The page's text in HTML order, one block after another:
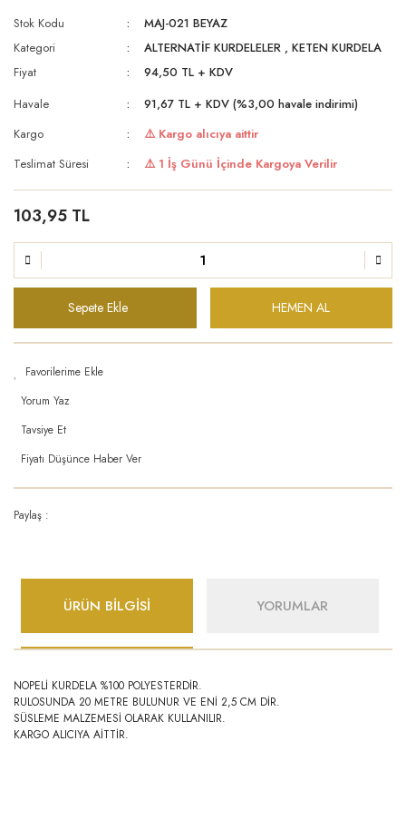
Stok Kodu
MAJ-021 BEYAZ
Kategori
ALTERNATİF KURDELELER ,KETEN KURDELA
Fiyat
94,50 TL + KDV
Havale
91,67 TL + KDV (%3,00 havale indirimi)
Kargo
⚠️ Kargo alıcıya aittir
Teslimat Süresi
⚠️ 1 İş Günü İçinde Kargoya Verilir
103,95 TL
Sepete Ekle HEMEN AL
Yorum Yaz
Tavsiye Et
Fiyatı Düşünce Haber Ver
Paylaş :
ÜRÜN BİLGİSİ YORUMLAR
NOPELİ KURDELA %100 POLYESTERDİR.
RULOSUNDA 20 METRE BULUNUR VE ENİ 2,5 CM DİR.
SÜSLEME MALZEMESİ OLARAK KULLANILIR.
KARGO ALICIYA AİTTİR.